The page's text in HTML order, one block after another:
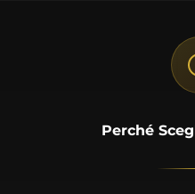
Perché